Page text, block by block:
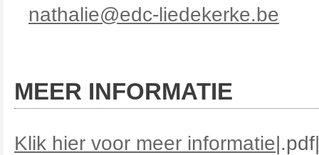
nathalie@edc-liedekerke.be
MEER INFORMATIE
Klik hier voor meer informatie